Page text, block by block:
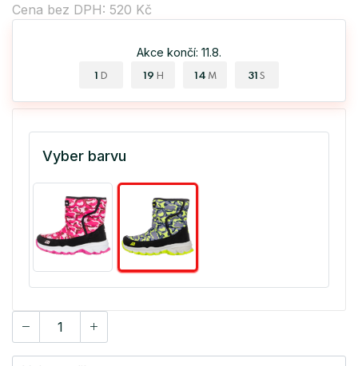
Cena bez DPH: 520 Kč
Akce končí: 11.8.
1 D 19 H 14 M 31 S
Vyber barvu